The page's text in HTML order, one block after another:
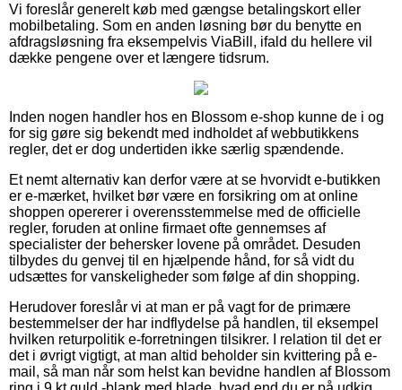
Vi foreslår generelt køb med gængse betalingskort eller
mobilbetaling. Som en anden løsning bør du benytte en
afdragsløsning fra eksempelvis ViaBill, ifald du hellere vil
dække pengene over et længere tidsrum.
Inden nogen handler hos en Blossom e-shop kunne de i og
for sig gøre sig bekendt med indholdet af webbutikkens
regler, det er dog undertiden ikke særlig spændende.
Et nemt alternativ kan derfor være at se hvorvidt e-butikken
er e-mærket, hvilket bør være en forsikring om at online
shoppen opererer i overensstemmelse med de officielle
regler, foruden at online firmaet ofte gennemses af
specialister der behersker lovene på området. Desuden
tilbydes du genvej til en hjælpende hånd, for så vidt du
udsættes for vanskeligheder som følge af din shopping.
Herudover foreslår vi at man er på vagt for de primære
bestemmelser der har indflydelse på handlen, til eksempel
hvilken returpolitik e-forretningen tilsikrer. I relation til det er
det i øvrigt vigtigt, at man altid beholder sin kvittering på e-
mail, så man når som helst kan bevidne handlen af Blossom